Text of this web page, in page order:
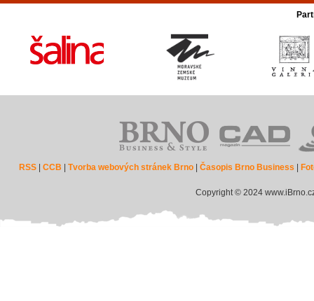
RSS |CCB |Tvorba webových stránek Brno |Časopis Brno Business
Copyright © 2024